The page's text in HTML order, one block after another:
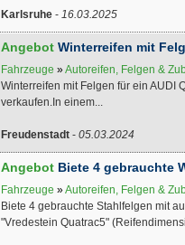
Karlsruhe - 16.03.2025
Angebot Winterreifen mit
Fahrzeuge »Autoreifen, Felgen &
Winterreifen mit Felgen für ein AUDI
verkaufen.In einem...
Freudenstadt - 05.03.2024
Angebot Biete 4 gebrauchte
Fahrzeuge »Autoreifen, Felgen &
Biete 4 gebrauchte Stahlfelgen mit
"Vredestein Quatrac5"